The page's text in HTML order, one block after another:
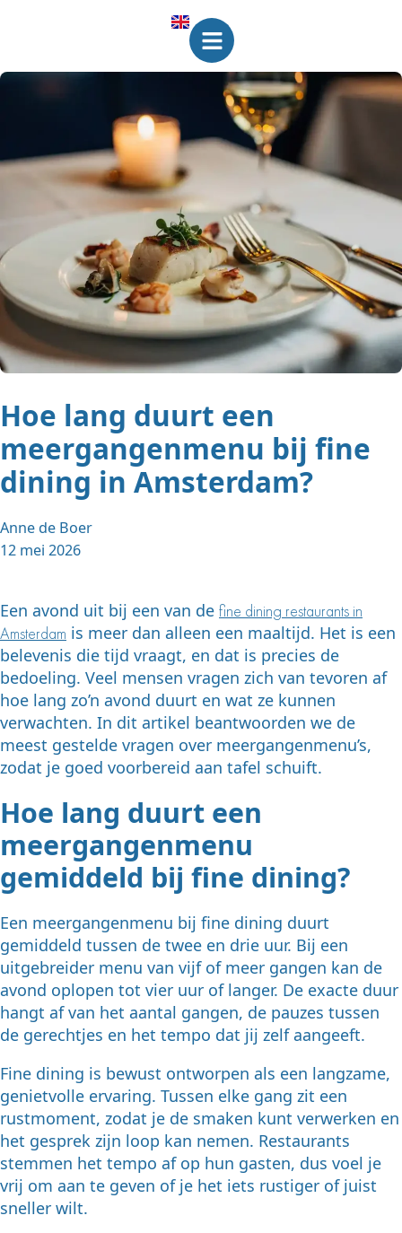
Hoe lang duurt een
meergangenmenu bij fine
dining in Amsterdam?
Anne de Boer
12 mei 2026
Een avond uit bij een van de fine dining restaurants in
Amsterdam is meer dan alleen een maaltijd. Het is een
belevenis die tijd vraagt, en dat is precies de
bedoeling. Veel mensen vragen zich van tevoren af
hoe lang zo’n avond duurt en wat ze kunnen
verwachten. In dit artikel beantwoorden we de
meest gestelde vragen over meergangenmenu’s,
zodat je goed voorbereid aan tafel schuift.
Hoe lang duurt een
meergangenmenu
gemiddeld bij fine dining?
Een meergangenmenu bij fine dining duurt
gemiddeld tussen de twee en drie uur. Bij een
uitgebreider menu van vijf of meer gangen kan de
avond oplopen tot vier uur of langer. De exacte duur
hangt af van het aantal gangen, de pauzes tussen
de gerechtjes en het tempo dat jij zelf aangeeft.
Fine dining is bewust ontworpen als een langzame,
genietvolle ervaring. Tussen elke gang zit een
rustmoment, zodat je de smaken kunt verwerken en
het gesprek zijn loop kan nemen. Restaurants
stemmen het tempo af op hun gasten, dus voel je
vrij om aan te geven of je het iets rustiger of juist
sneller wilt.